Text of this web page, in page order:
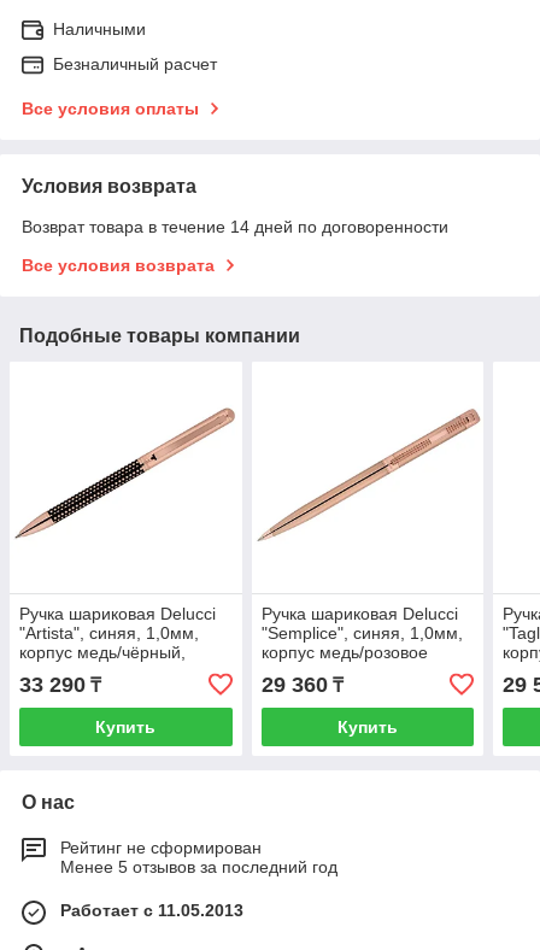
Наличными
Безналичный расчет
Все условия оплаты
Условия возврата
Возврат товара в течение 14 дней по договоренности
Все условия возврата
Подобные товары компании
Ручка шариковая Delucci
"Artista", синяя, 1,0мм,
корпус медь/чёрный,
поворот., подар.уп.
33 290 ₸
Купить
Ручка шариковая Delucci
"Semplice", синяя, 1,0мм,
корпус медь/розовое
золото, поворот.,
подар.уп.
29 360₸
Купить
29
О нас
Рейтинг не сформирован
Менее 5 отзывов за последний год
Работает с 11.05.2013